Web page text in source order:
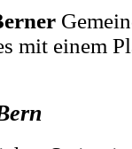
mit einem